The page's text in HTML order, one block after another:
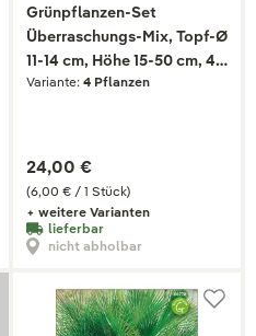
Grünpflanzen-Set
Überraschungs-Mix, Topf-Ø
11-14 cm, Höhe 15-50 cm, 4
Pflanzen
Variante: 4 Pflanzen
(6,00 € / 1 Stück)
24,00 €
+ weitere Varianten
lieferbar
nicht abholbar